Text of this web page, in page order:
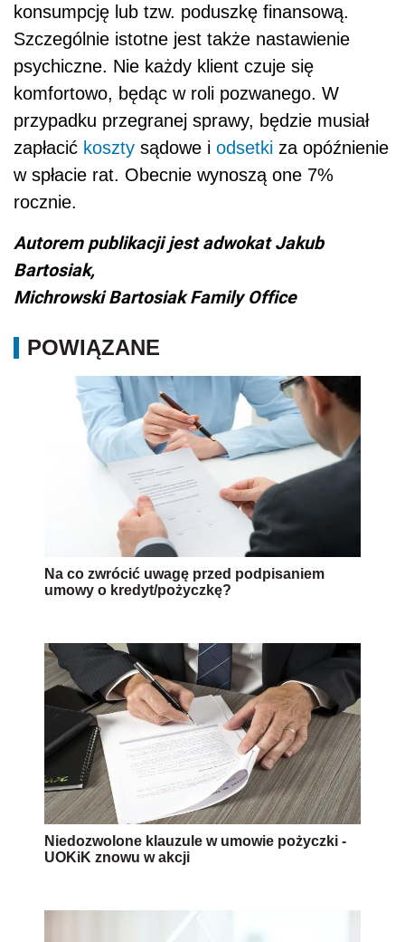
konsumpcję lub tzw. poduszkę finansową.
Szczególnie istotne jest także nastawienie
psychiczne. Nie każdy klient czuje się
komfortowo, będąc w roli pozwanego. W
przypadku przegranej sprawy, będzie musiał
zapłacić koszty sądowe i odsetki za opóźnienie
w spłacie rat. Obecnie wynoszą one 7%
rocznie.
Autorem publikacji jest adwokatJakub
Bartosiak,
Michrowski Bartosiak Family Office
POWIĄZANE
Na co zwrócić uwagę przed podpisaniem
umowy o kredyt/pożyczkę?
Niedozwolone klauzule w umowie pożyczki -
UOKiK znowu w akcji